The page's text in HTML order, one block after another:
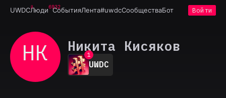
UWDCЛюди6932
СобытияЛента#uwdcСообществаБот Войти
НК Никита Кисяков
0
1
2
3
UWDC